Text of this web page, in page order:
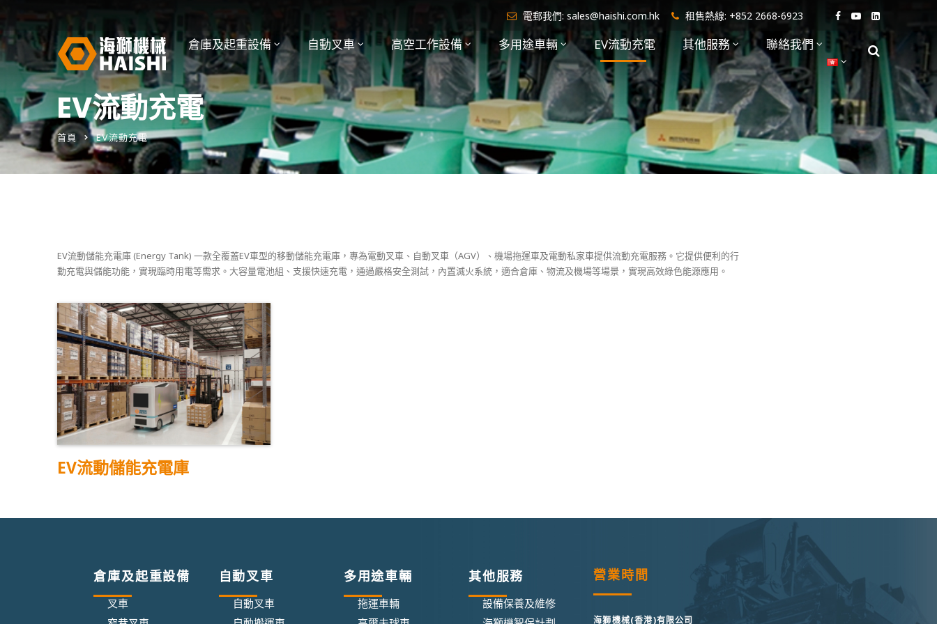
電郵我們: sales@haishi.com.hk 租售熱線: +852 2668-6923
倉庫及起重設備 自動叉車 高空工作設備 多用途車輛 EV流動充電 其他服務 聯絡我們
EV流動充電
首頁 EV流動充電
EV流動儲能充電庫 (Energy Tank) 一款全覆蓋EV車型的移動儲能充電庫，專為電動叉車、自動叉車（AGV）、機場拖運車及電動私家車提供流動充電服務。它提供便利的行
動充電與儲能功能，實現臨時用電等需求。大容量電池組、支援快速充電，通過嚴格安全測試，內置滅火系統，適合倉庫、物流及機場等場景，實現高效綠色能源應用。
EV流動儲能充電庫
倉庫及起重設備
叉車
自動叉車
自動叉車
多用途車輛
拖運車輛
其他服務
設備保養及維修
營業時間
海獅機械(香港)有限公司